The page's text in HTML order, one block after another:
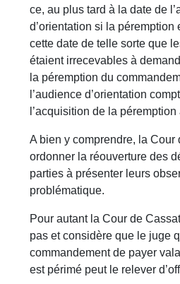
ce, au plus tard à la date de
d’orientation si la péremption
cette date de telle sorte que
étaient irrecevables à
la péremption du
l’audience d’orientation
l’acquisition de la
A bien y comprendre, la Cour
ordonner la réouverture des
parties à présenter leurs
problématique.
Pour autant la Cour de
pas et considère que le juge
commandement de payer
est périmé peut le relever